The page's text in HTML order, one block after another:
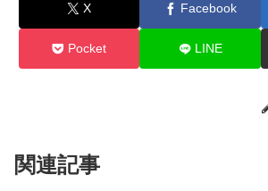
X Facebook
Pocket LINE
関連記事